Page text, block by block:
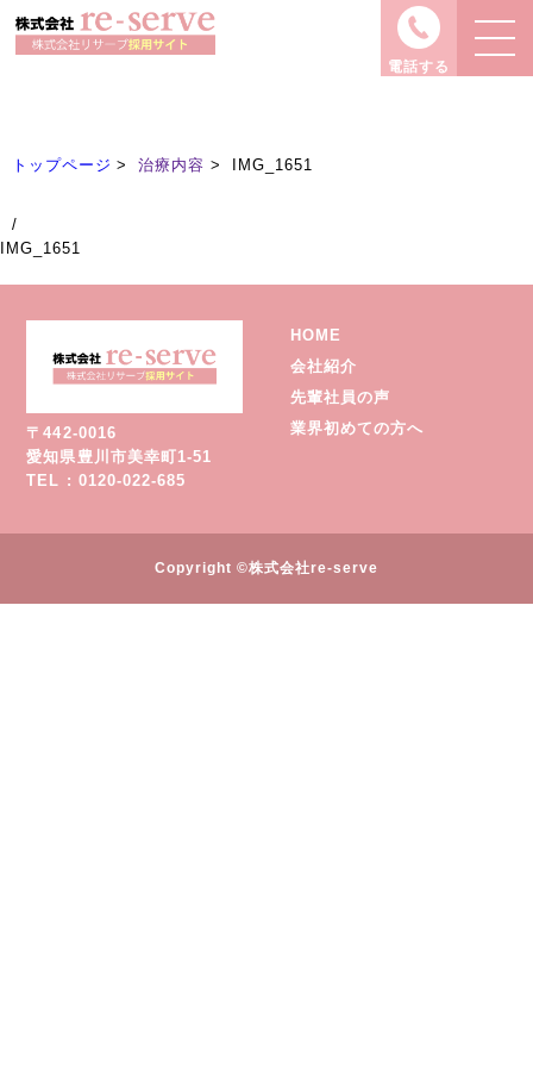
電話する
Treatment
トップページ 治療内容 IMG_1651
/
IMG_1651
〒442-0016
愛知県豊川市美幸町1-51
TEL : 0120-022-685
HOME
会社紹介
先輩社員の声
業界初めての方へ
Copyright ©株式会社re-serve